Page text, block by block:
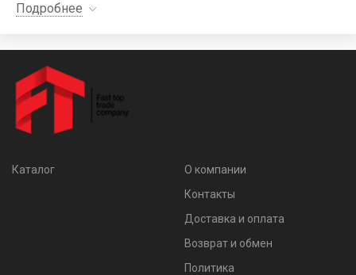
Подробнее
Каталог
О компании
Контакты
Доставка и оплата
Возврат и обмен
Политика